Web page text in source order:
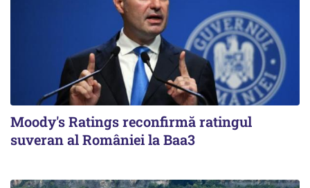
Moody's Ratings reconfirmă ratingul
suveran al României la Baa3